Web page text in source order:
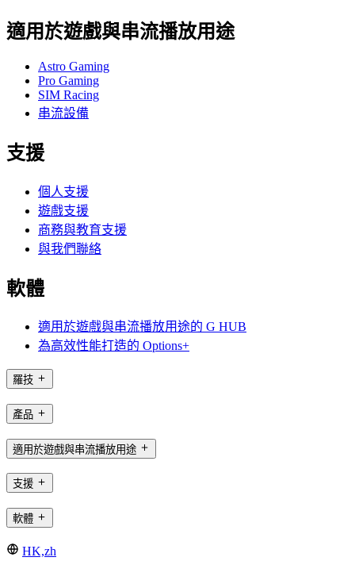
適用於遊戲與串流播放用途
Astro Gaming
Pro Gaming
SIM Racing
串流設備
支援
個人支援
遊戲支援
商務與教育支援
與我們聯絡
軟體
適用於遊戲與串流播放用途的 G HUB
為高效性能打造的 Options+
羅技
產品
適用於遊戲與串流播放用途
支援
軟體
HK,zh